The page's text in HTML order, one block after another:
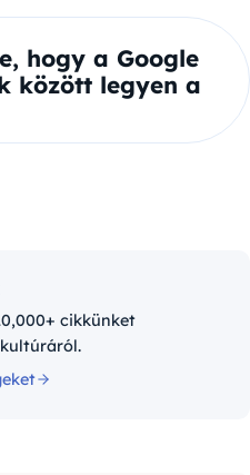
hogy a Google
között legyen a
cikkünket